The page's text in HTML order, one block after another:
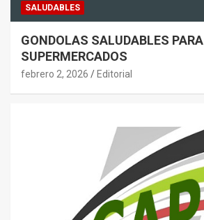
SALUDABLES
GONDOLAS SALUDABLES PARA
SUPERMERCADOS
febrero 2, 2026 Editorial